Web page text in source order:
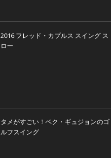
2016 フレッド・カプルス スイング ス
ロー
タメがすごい！ベク・ギュジョンのゴ
ルフスイング